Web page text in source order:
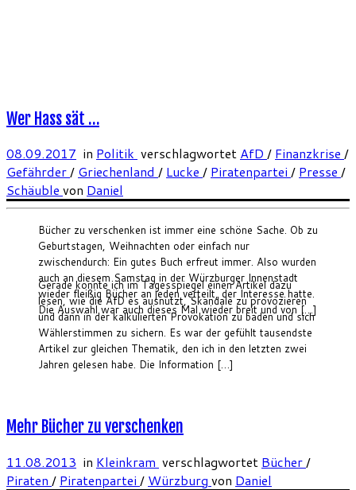
Gerade konnte ich im Tagesspiegel einen Artikel dazu
lesen, wie die AfD es ausnutzt, Skandale zu provozieren
und dann in der kalkulierten Provokation zu baden und sich
Wählerstimmen zu sichern. Es war der gefühlt tausendste
Artikel zur gleichen Thematik, den ich in den letzten zwei
Jahren gelesen habe. Die Information […]
Wer Hass sät …
08.09.2017 in Politik verschlagwortet AfD / Finanzkrise /
Gefährder/ Griechenland / Lucke / Piratenpartei / Presse /
Schäuble von Daniel
Bücher zu verschenken ist immer eine schöne Sache. Ob zu
Geburtstagen, Weihnachten oder einfach nur
zwischendurch: Ein gutes Buch erfreut immer. Also wurden
auch an diesem Samstag in der Würzburger Innenstadt
wieder fleißig Bücher an jeden verteilt, der Interesse hatte.
Die Auswahl war auch dieses Mal wieder breit und von […]
Mehr Bücher zu verschenken
11.08.2013 in Kleinkram verschlagwortet Bücher /
Piraten / Piratenpartei / Würzburg von Daniel